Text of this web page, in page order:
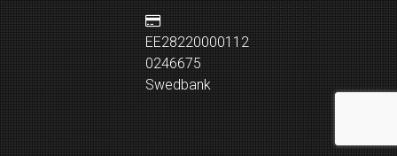
EE28220000112
0246675
Swedbank